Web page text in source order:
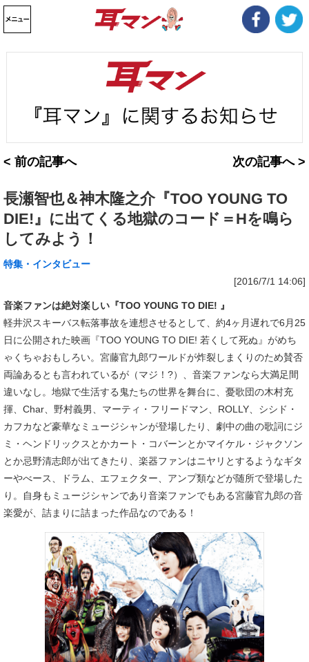
< 前の記事へ 次の記事へ >
長瀬智也＆神木隆之介『TOO YOUNG TO
DIE!』に出てくる地獄のコード＝Hを鳴ら
してみよう！
特集・インタビュー
[2016/7/1 14:06]
音楽ファンは絶対楽しい『TOO YOUNG TO DIE! 』
軽井沢スキーバス転落事故を連想させるとして、約4ヶ月遅れで6月25
日に公開された映画『TOO YOUNG TO DIE! 若くして死ぬ』がめち
ゃくちゃおもしろい。宮藤官九郎ワールドが炸裂しまくりのため賛否
両論あるとも言われているが（マジ！?）、音楽ファンなら大満足間
違いなし。地獄で生活する鬼たちの世界を舞台に、憂歌団の木村充
揮、Char、野村義男、マーティ・フリードマン、ROLLY、シシド・
カフカなど豪華なミュージシャンが登場したり、劇中の曲の歌詞にジ
ミ・ヘンドリックスとかカート・コバーンとかマイケル・ジャクソン
とか忌野清志郎が出てきたり、楽器ファンはニヤリとするようなギタ
ーやべース、ドラム、エフェクター、アンプ類などが随所で登場した
り。自身もミュージシャンであり音楽ファンでもある宮藤官九郎の音
楽愛が、詰まりに詰まった作品なのである！